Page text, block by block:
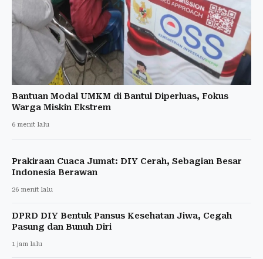
Bantuan Modal UMKM di Bantul Diperluas, Fokus
Warga Miskin Ekstrem
6 menit lalu
Prakiraan Cuaca Jumat: DIY Cerah, Sebagian Besar
Indonesia Berawan
26 menit lalu
DPRD DIY Bentuk Pansus Kesehatan Jiwa, Cegah
Pasung dan Bunuh Diri
1 jam lalu